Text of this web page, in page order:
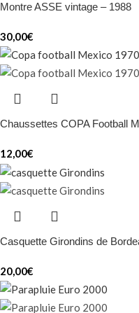
Montre ASSE vintage – 1988
30,00€
Chaussettes COPA Football
12,00€
Casquette Girondins de
20,00€